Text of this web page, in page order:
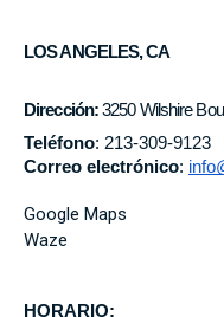
LOS ANGELES, CA
Dirección:3250 Wilshire
Teléfono: 213-309-9123
Correo electrónico:
Google Maps
Waze
HORARIO: